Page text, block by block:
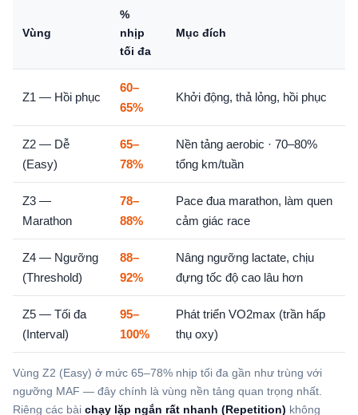
Vùng
%
nhịp
tối đa
Mục đích
Z1 — Hồi phục
60–
65%
Khởi động, thả lỏng, hồi phục
Z2 — Dễ
(Easy)
65–
78%
Nền tảng aerobic · 70–80%
tổng km/tuần
Z3 —
Marathon
78–
88%
Pace đua marathon, làm quen
cảm giác race
Z4 — Ngưỡng
(Threshold)
88–
92%
Nâng ngưỡng lactate, chịu
đựng tốc độ cao lâu hơn
Z5 — Tối đa
(Interval)
95–
100%
Phát triển VO2max (trần hấp
thụ oxy)
Vùng Z2 (Easy) ở mức 65–78% nhịp tối đa gần như trùng với
ngưỡng MAF — đây chính là vùng nền tảng quan trọng nhất.
Riêng các bài chạy lặp ngắn rất nhanh (Repetition) không